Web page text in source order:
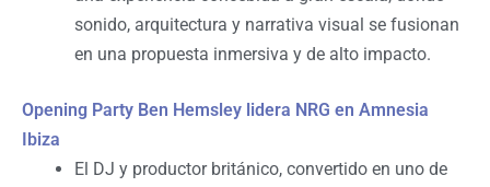
sonido, arquitectura y narrativa visual se fusionan
en una propuesta inmersiva y de alto impacto.
Opening Party Ben Hemsley lidera NRG en Amnesia
Ibiza
El DJ y productor británico, convertido en uno de